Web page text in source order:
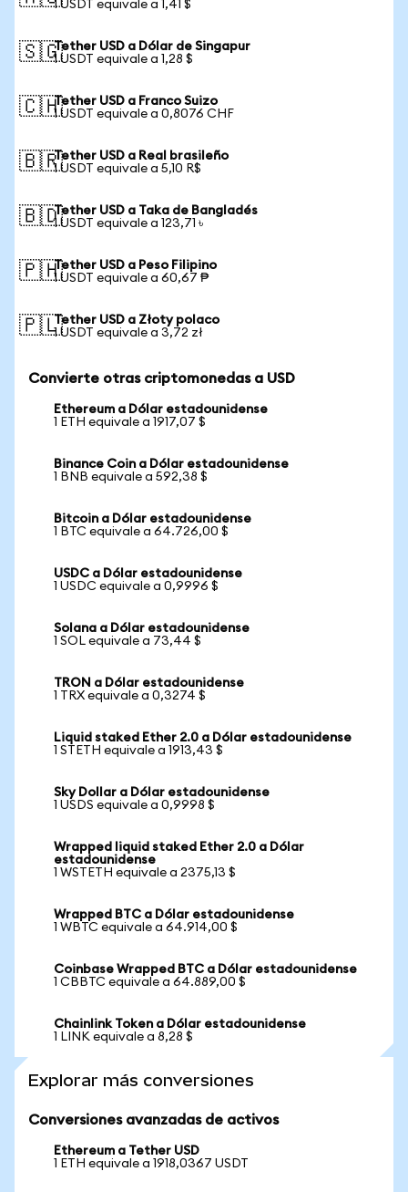
1 USDT equivale a 1,41 $
🇸🇬Tether USD a Dólar de Singapur
1 USDT equivale a 1,28 $
🇨🇭Tether USD a Franco Suizo
1 USDT equivale a 0,8076 CHF
🇧🇷Tether USD a Real brasileño
1 USDT equivale a 5,10 R$
🇧🇩Tether USD a Taka de Bangladés
1 USDT equivale a 123,71 ৳
🇵🇭Tether USD a Peso Filipino
1 USDT equivale a 60,67 ₱
🇵🇱Tether USD a Złoty polaco
1 USDT equivale a 3,72 zł
Convierte otras criptomonedas a USD
Ethereum a Dólar estadounidense
1 ETH equivale a 1917,07 $
Binance Coin a Dólar estadounidense
1 BNB equivale a 592,38 $
Bitcoin a Dólar estadounidense
1 BTC equivale a 64.726,00 $
USDC a Dólar estadounidense
1 USDC equivale a 0,9996 $
Solana a Dólar estadounidense
1 SOL equivale a 73,44 $
TRON a Dólar estadounidense
1 TRX equivale a 0,3274 $
Liquid staked Ether 2.0 a Dólar estadounidense
1 STETH equivale a 1913,43 $
Sky Dollar a Dólar estadounidense
1 USDS equivale a 0,9998 $
Wrapped liquid staked Ether 2.0 a Dólar
estadounidense
1 WSTETH equivale a 2375,13 $
Wrapped BTC a Dólar estadounidense
1 WBTC equivale a 64.914,00 $
Coinbase Wrapped BTC a Dólar estadounidense
1 CBBTC equivale a 64.889,00 $
Chainlink Token a Dólar estadounidense
1 LINK equivale a 8,28 $
Explorar más conversiones
Conversiones avanzadas de activos
Ethereum a Tether USD
1 ETH equivale a 1918,0367 USDT